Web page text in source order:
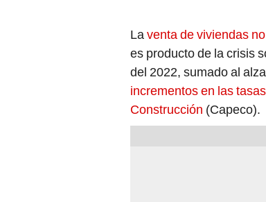
Laventa de viviendas
es producto de la crisis
del 2022, sumado al
incrementos en las
Construcción (Capeco).